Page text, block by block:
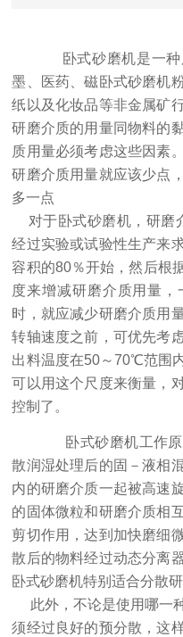
卧式砂磨机是一种
墨、医药、磁卧式砂磨机
纸以及化妆品等非金属矿
研磨介质的用量同物料的
质用量必须考虑这些因素
研磨介质用量就应该少点
多一点
对于卧式砂磨机，研磨
经过实验或试验性生产来
容积的80％开始，然后根
度来增减研磨介质用量
时，就应减少研磨介质用
转轴速度之前，可优先考
出料温度在50～70℃范围
可以用这个尺度来衡量，
控制了。
卧式砂磨机工作原
散润湿处理后的固－液相
内的研磨介质一起被高速
的固体微粒和研磨介质相
剪切作用，达到加快磨细
散后的物料经过动态分离
卧式砂磨机特别适合分散
此外，不论是使用哪一
须经过良好的预分散，这